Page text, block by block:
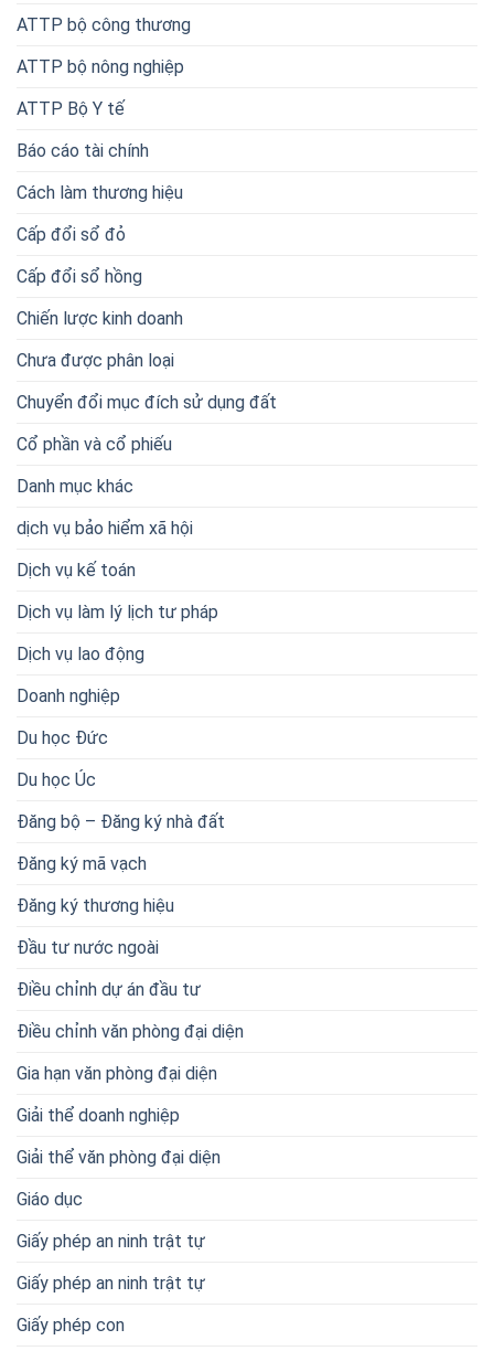
ATTP bộ công thương
ATTP bộ nông nghiệp
ATTP Bộ Y tế
Báo cáo tài chính
Cách làm thương hiệu
Cấp đổi sổ đỏ
Cấp đổi sổ hồng
Chiến lược kinh doanh
Chưa được phân loại
Chuyển đổi mục đích sử dụng đất
Cổ phần và cổ phiếu
Danh mục khác
dịch vụ bảo hiểm xã hội
Dịch vụ kế toán
Dịch vụ làm lý lịch tư pháp
Dịch vụ lao động
Doanh nghiệp
Du học Đức
Du học Úc
Đăng bộ – Đăng ký nhà đất
Đăng ký mã vạch
Đăng ký thương hiệu
Đầu tư nước ngoài
Điều chỉnh dự án đầu tư
Điều chỉnh văn phòng đại diện
Gia hạn văn phòng đại diện
Giải thể doanh nghiệp
Giải thể văn phòng đại diện
Giáo dục
Giấy phép an ninh trật tự
Giấy phép an ninh trật tự
Giấy phép con